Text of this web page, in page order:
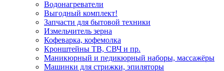
Водонагреватели
Выгодный комплект!
Запчасти для бытовой техники
Измельчитель зерна
Кофеварка, кофемолка
Кронштейны ТВ, СВЧ и пр.
Маникюрный и педикюрный наборы, массажёры
Машинки для стрижки, эпиляторы